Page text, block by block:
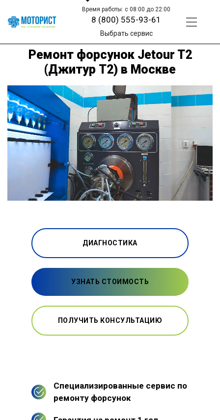
Время работы: с 08:00 до 22:00
8 (800) 555-93-61
Выбрать сервис
Ремонт форсунок Jetour T2
(Джитур Т2) в Москве
ДИАГНОСТИКА
УЗНАТЬ СТОИМОСТЬ
ПОЛУЧИТЬ КОНСУЛЬТАЦИЮ
Специализированные сервис по
ремонту форсунок